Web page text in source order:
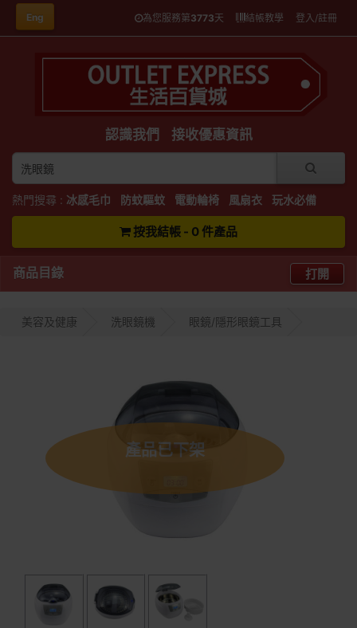
Eng 為您服務第3773天 結帳教學 登入/註冊
認識我們 接收優惠資訊
熱門搜尋 : 冰感毛巾 防蚊驅蚊 電動輪椅 風扇衣 玩水必備
按我結帳 - 0 件產品
商品目錄 打開
美容及健康 洗眼鏡機 眼鏡/隱形眼鏡工具
產品已下架